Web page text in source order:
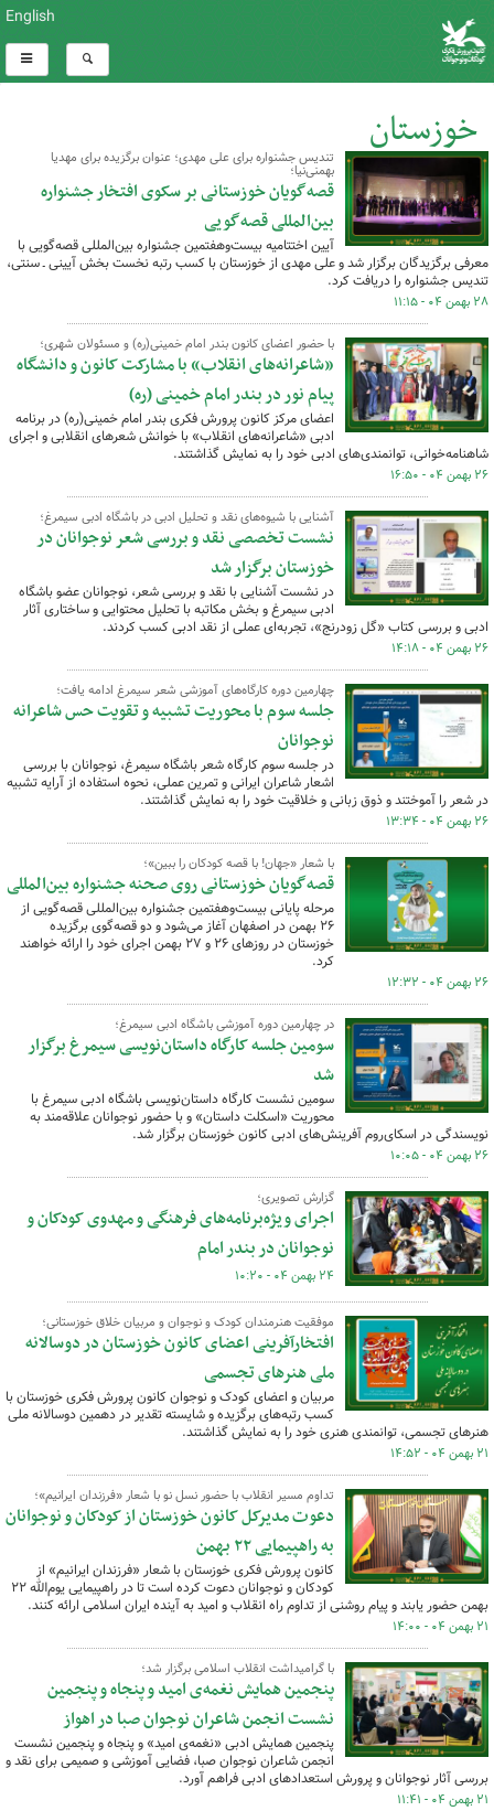
English
خوزستان
کل اخبار:759
تندیس جشنواره برای علی مهدی؛ عنوان برگزیده برای مهدیا
بهمنی‌نیا؛
قصه‌گویان خوزستانی بر سکوی افتخار جشنواره
بین‌المللی قصه‌گویی
آیین اختتامیه بیست‌وهفتمین جشنواره بین‌المللی قصه‌گویی با
معرفی برگزیدگان برگزار شد و علی مهدی از خوزستان با کسب رتبه نخست بخش آیینی ـ سنتی،
تندیس جشنواره را دریافت کرد.
۲۸ بهمن ۰۴ - ۱۱:۱۵
با حضور اعضای کانون بندر امام خمینی(ره) و مسئولان شهری؛
«شاعرانه‌های انقلاب» با مشارکت کانون و دانشگاه
پیام نور در بندر امام خمینی (ره)
اعضای مرکز کانون پرورش فکری بندر امام خمینی(ره) در برنامه
ادبی «شاعرانه‌های انقلاب» با خوانش شعرهای انقلابی و اجرای
شاهنامه‌خوانی، توانمندی‌های ادبی خود را به نمایش گذاشتند.
۲۶ بهمن ۰۴ - ۱۶:۵۰
آشنایی با شیوه‌های نقد و تحلیل ادبی در باشگاه ادبی سیمرغ؛
نشست تخصصی نقد و بررسی شعر نوجوانان در
خوزستان برگزار شد
در نشست آشنایی با نقد و بررسی شعر، نوجوانان عضو باشگاه
ادبی سیمرغ و بخش مکاتبه با تحلیل محتوایی و ساختاری آثار
ادبی و بررسی کتاب «گل زودرنج»، تجربه‌ای عملی از نقد ادبی کسب کردند.
۲۶ بهمن ۰۴ - ۱۴:۱۸
چهارمین دوره کارگاه‌های آموزشی شعر سیمرغ ادامه یافت؛
جلسه سوم با محوریت تشبیه و تقویت حس شاعرانه
نوجوانان
در جلسه سوم کارگاه شعر باشگاه سیمرغ، نوجوانان با بررسی
اشعار شاعران ایرانی و تمرین عملی، نحوه استفاده از آرایه تشبیه
در شعر را آموختند و ذوق زبانی و خلاقیت خود را به نمایش گذاشتند.
۲۶ بهمن ۰۴ - ۱۳:۳۴
با شعار «جهان! با قصه کودکان را ببین»؛
قصه‌گویان خوزستانی روی صحنه جشنواره بین‌المللی
مرحله پایانی بیست‌وهفتمین جشنواره بین‌المللی قصه‌گویی از
۲۶ بهمن در اصفهان آغاز می‌شود و دو قصه‌گوی برگزیده
خوزستان در روزهای ۲۶ و ۲۷ بهمن اجرای خود را ارائه خواهند
کرد.
۲۶ بهمن ۰۴ - ۱۲:۳۲
در چهارمین دوره آموزشی باشگاه ادبی سیمرغ؛
سومین جلسه کارگاه داستان‌نویسی سیمرغ برگزار
شد
سومین نشست کارگاه داستان‌نویسی باشگاه ادبی سیمرغ با
محوریت «اسکلت داستان» و با حضور نوجوانان علاقه‌مند به
نویسندگی در اسکای‌روم آفرینش‌های ادبی کانون خوزستان برگزار شد.
۲۶ بهمن ۰۴ - ۱۰:۰۵
گزارش تصویری؛
اجرای ویژه‌برنامه‌های فرهنگی و مهدوی کودکان و
نوجوانان در بندر امام
۲۴ بهمن ۰۴ - ۱۰:۲۰
موفقیت هنرمندان کودک و نوجوان و مربیان خلاق خوزستانی؛
افتخارآفرینی اعضای کانون خوزستان در دوسالانه
ملی هنرهای تجسمی
مربیان و اعضای کودک و نوجوان کانون پرورش فکری خوزستان با
کسب رتبه‌های برگزیده و شایسته تقدیر در دهمین دوسالانه ملی
هنرهای تجسمی، توانمندی هنری خود را به نمایش گذاشتند.
۲۱ بهمن ۰۴ - ۱۴:۵۲
تداوم مسیر انقلاب با حضور نسل نو با شعار «فرزندان ایرانیم»؛
دعوت مدیرکل کانون خوزستان از کودکان و نوجوانان
به راهپیمایی ۲۲ بهمن
کانون پرورش فکری خوزستان با شعار «فرزندان ایرانیم» از
کودکان و نوجوانان دعوت کرده است تا در راهپیمایی یوم‌الله ۲۲
بهمن حضور یابند و پیام روشنی از تداوم راه انقلاب و امید به آینده ایران اسلامی ارائه کنند.
۲۱ بهمن ۰۴ - ۱۴:۰۰
با گرامیداشت انقلاب اسلامی برگزار شد؛
پنجمین همایش نغمه‌ی امید و پنجاه و پنجمین
نشست انجمن شاعران نوجوان صبا در اهواز
پنجمین همایش ادبی «نغمه‌ی امید» و پنجاه و پنجمین نشست
انجمن شاعران نوجوان صبا، فضایی آموزشی و صمیمی برای نقد و
بررسی آثار نوجوانان و پرورش استعدادهای ادبی فراهم آورد.
۲۱ بهمن ۰۴ - ۱۱:۴۱